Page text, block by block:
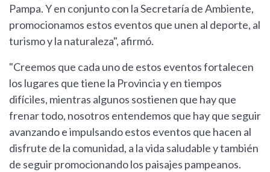
Pampa. Y en conjunto con la Secretaría de Ambiente,
promocionamos estos eventos que unen al deporte, al
turismo y la naturaleza", afirmó.
"Creemos que cada uno de estos eventos fortalecen
los lugares que tiene la Provincia y en tiempos
difíciles, mientras algunos sostienen que hay que
frenar todo, nosotros entendemos que hay que seguir
avanzando e impulsando estos eventos que hacen al
disfrute de la comunidad, a la vida saludable y también
de seguir promocionando los paisajes pampeanos.